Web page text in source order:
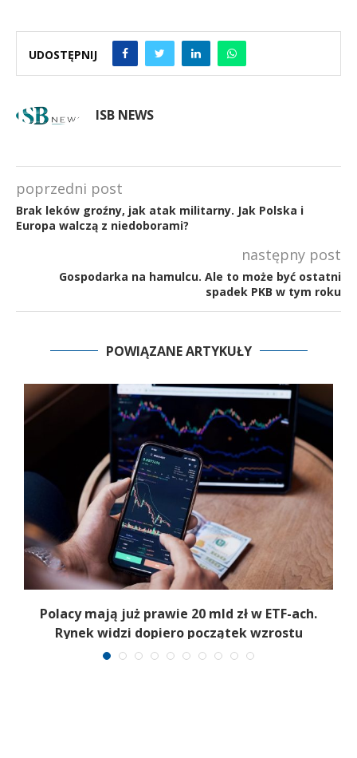
UDOSTĘPNIJ
ISB NEWS
poprzedni post
Brak leków groźny, jak atak militarny. Jak Polska i
Europa walczą z niedoborami?
następny post
Gospodarka na hamulcu. Ale to może być ostatni
spadek PKB w tym roku
POWIĄZANE ARTYKUŁY
Polacy mają już prawie 20 mld zł w ETF-ach.
Rynek widzi dopiero początek wzrostu